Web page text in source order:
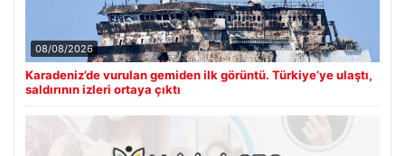
08/08/2026
Karadeniz’de vurulan gemiden ilk görüntü. Türkiye’ye ulaştı,
saldırının izleri ortaya çıktı